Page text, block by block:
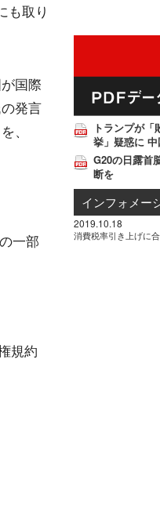
も取り
国際
発言
、
一部
規約
トランプが
挙」疑惑に
G20の日露首
断を
インフォメー
2019.10.18
消費税率引き上げに